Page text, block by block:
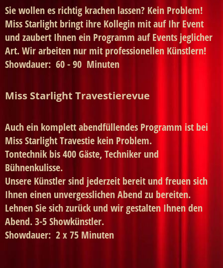
Sie wollen es richtig krachen lassen? Kein Problem!
Miss Starlight bringt ihre Kollegin mit auf Ihr Event
und zaubert Ihnen ein Programm auf Events jeglicher
Art. Wir arbeiten nur mit professionellen Künstlern!
Showdauer: 60 - 90 Minuten
Miss Starlight Travestierevue
Auch ein komplett abendfüllendes Programm ist bei
Miss Starlight Travestie kein Problem.
Tontechnik bis 400 Gäste, Techniker und
Bühnenkulisse.
Unsere Künstler sind jederzeit bereit und freuen sich
Ihnen einen unvergesslichen Abend zu bereiten.
Lehnen Sie sich zurück und wir gestalten Ihnen den
Abend. 3-5 Showkünstler.
Showdauer: 2 x 75 Minuten